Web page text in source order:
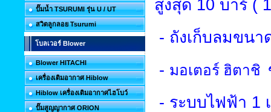
ปั๊มน้ำ TSURUMI รุ่น U / UT
สวิตลูกลอย Tsurumi
โบลเวอร์ Blower
Blower HITACHI
เครื่องเติมอากาศ Hiblow
Hiblow เครื่องเติมอากาศไฮโบว์
ปั๊มสูญญากาศ ORION
สูงสุด 10 บาร์ (
- ถังเก็บลมขน
- มอเตอร์ ฮิตาชิ
- ระบบไฟฟ้า 1